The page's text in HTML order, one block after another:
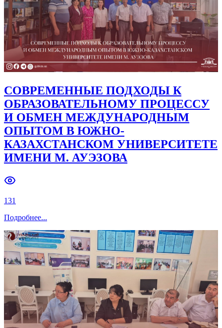
СОВРЕМЕННЫЕ ПОДХОДЫ К
ОБРАЗОВАТЕЛЬНОМУ ПРОЦЕССУ
И ОБМЕН МЕЖДУНАРОДНЫМ
ОПЫТОМ В ЮЖНО-
КАЗАХСТАНСКОМ УНИВЕРСИТЕТЕ
ИМЕНИ М. АУЭЗОВА
131
Подробнее...